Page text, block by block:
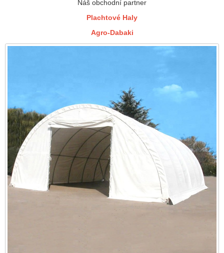
Náš obchodní partner
Plachtové Haly
Agro-Dabaki